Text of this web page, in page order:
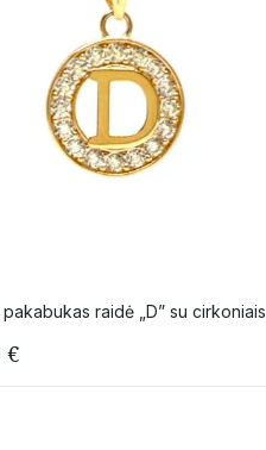
raidė „D” su cirkoniais
€